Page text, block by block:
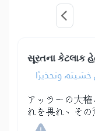
સૂરતના કેટલાક
وتحذيرًا
アッラーの大
れを畏れ、そ